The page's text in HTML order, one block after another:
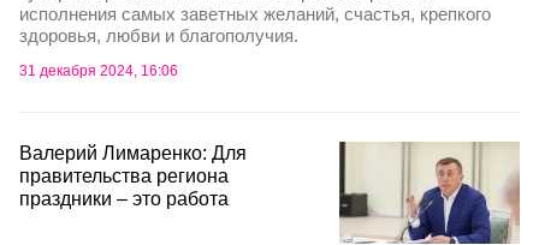
исполнения самых заветных желаний, счастья, крепкого
здоровья, любви и благополучия.
31 декабря 2024, 16:06
Валерий Лимаренко: Для
правительства региона
праздники – это работа